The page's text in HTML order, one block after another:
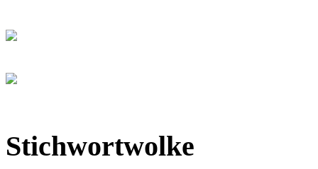
Stichwortwolke